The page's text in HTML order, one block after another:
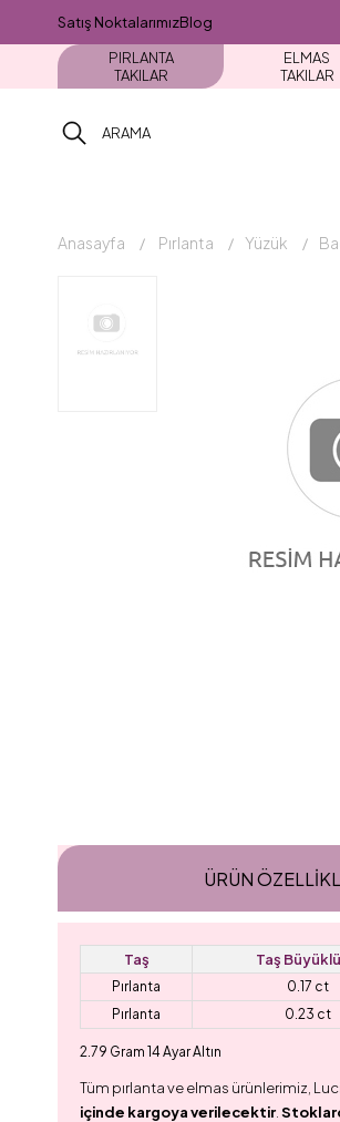
Satış NoktalarımızBlog
PIRLANTA
TAKILAR
ELMAS
TAKILAR
Anasayfa Pırlanta Yüzük
ÜRÜN
Taş Taş
Pırlanta 0.17 ct
Pırlanta
0.23 ct
2.79 Gram 14 Ayar Altın
Tüm pırlanta ve elmas ürünlerimiz,
içinde kargoya verilecektir.